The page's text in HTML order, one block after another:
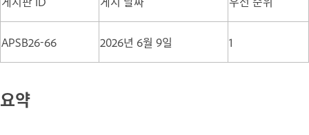
APSB26-66 2026년 6월 9일 1
요약